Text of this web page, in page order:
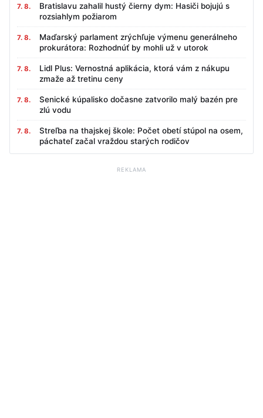
7. 8.
Bratislavu zahalil hustý čierny dym: Hasiči bojujú s
rozsiahlym požiarom
7. 8.
Maďarský parlament zrýchľuje výmenu generálneho
prokurátora: Rozhodnúť by mohli už v utorok
7. 8.
Lidl Plus: Vernostná aplikácia, ktorá vám z nákupu
zmaže až tretinu ceny
7. 8.
Senické kúpalisko dočasne zatvorilo malý bazén pre
zlú vodu
7. 8.
Streľba na thajskej škole: Počet obetí stúpol na osem,
páchateľ začal vraždou starých rodičov
REKLAMA